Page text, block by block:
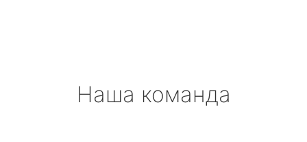
Наша команда